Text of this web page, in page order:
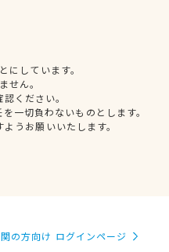
しています。
せん。
ください。
一切負わないものとします。
うお願いいたします。
の方向け ログインページ